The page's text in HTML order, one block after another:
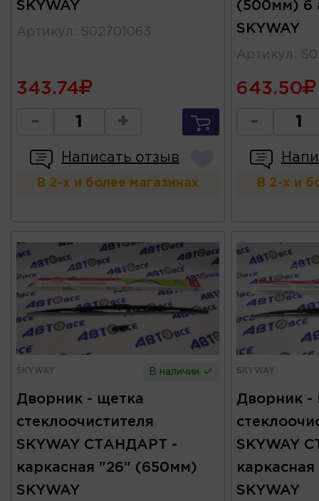
SKYWAY
Артикул : S02701063
343.74
- +
Написать отзыв
В 2-х и более магазинах
(500мм) 6
SKYWAY
Артикул :
643.50
-
В 2-х и
SKYWAY В наличии
Дворник - щетка
стеклоочистителя
SKYWAY СТАНДАРТ -
каркасная "26" (650мм)
SKYWAY
SKYWAY
Дворник -
SKYWAY
SKYWAY